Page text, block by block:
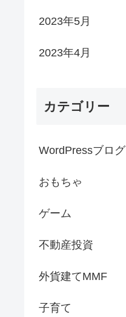
2023年5月
2023年4月
カテゴリー
WordPressブログ
おもちゃ
ゲーム
不動産投資
外貨建てMMF
子育て